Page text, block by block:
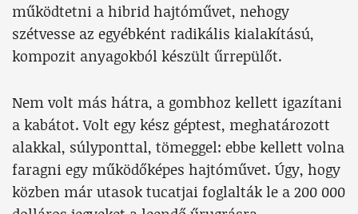
működtetni a hibrid hajtóművet, nehogy
szétvesse az egyébként radikális kialakítású,
kompozit anyagokból készült űrrepülőt.
Nem volt más hátra, a gombhoz kellett igazítani
a kabátot. Volt egy kész géptest, meghatározott
alakkal, súlyponttal, tömeggel: ebbe kellett volna
faragni egy működőképes hajtóművet. Úgy, hogy
közben már utasok tucatjai foglalták le a 200 000